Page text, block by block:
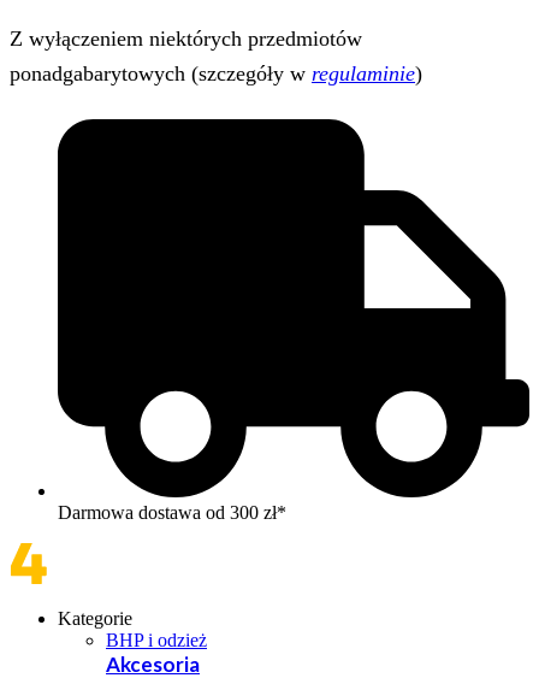
Z wyłączeniem niektórych przedmiotów
ponadgabarytowych (szczegóły w regulaminie)
Darmowa dostawa od 300 zł*
Kategorie
BHP i odzież
Akcesoria